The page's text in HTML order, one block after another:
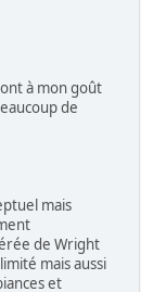
à mon goût
de
mais
de Wright
mais aussi
et